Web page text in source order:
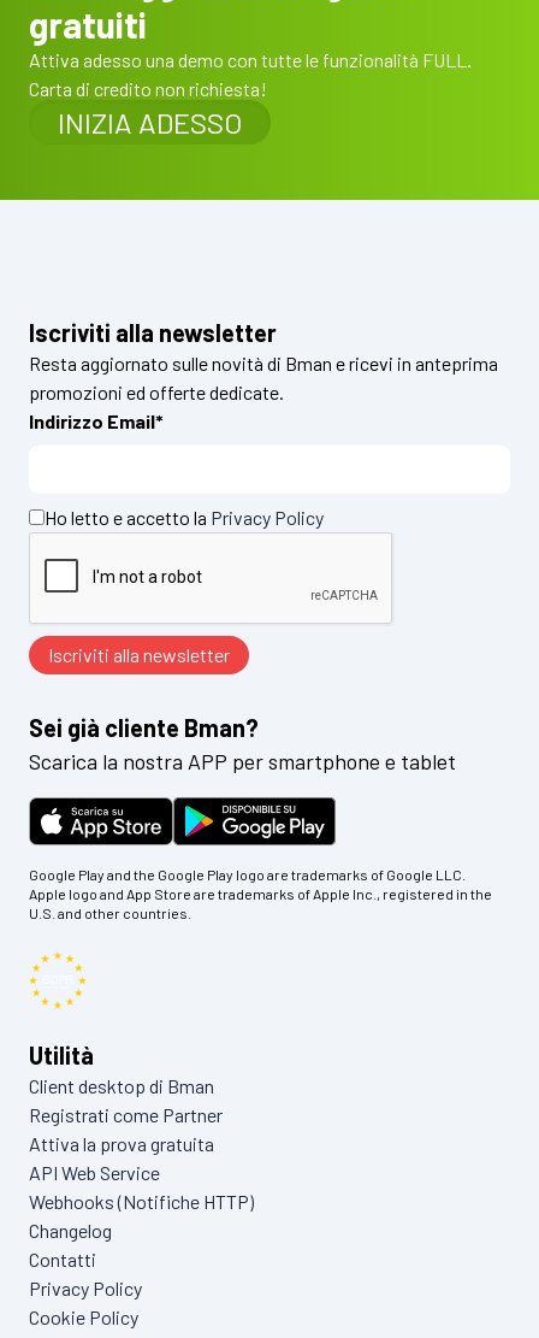
gratuiti
Attiva adesso una demo con tutte le funzionalità FULL.
Carta di credito non richiesta!
INIZIA ADESSO
Iscriviti alla newsletter
Resta aggiornato sulle novità di Bman e ricevi in anteprima
promozioni ed offerte dedicate.
Indirizzo Email*
Ho letto e accetto la Privacy Policy
Sei già cliente Bman?
Scarica la nostra APP per smartphone e tablet
Google Play and the Google Play logo are trademarks of Google LLC.
Apple logo and App Store are trademarks of Apple Inc., registered in the
U.S. and other countries.
Utilità
Client desktop di Bman
Registrati come Partner
Attiva la prova gratuita
API Web Service
Webhooks (Notifiche HTTP)
Changelog
Contatti
Privacy Policy
Cookie Policy